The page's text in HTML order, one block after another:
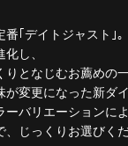
番｢デイトジャスト｣｡
し、
りとなじむお薦めの
が変更になった新ダ
ーバリエーションに
、じっくりお選びく